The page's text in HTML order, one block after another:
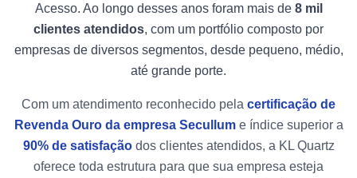
Acesso. Ao longo desses anos foram mais de 8 mil
clientes atendidos, com um portfólio composto por
empresas de diversos segmentos, desde pequeno, médio,
até grande porte.
Com um atendimento reconhecido pela certificação de
Revenda Ouro da empresa Secullume índice superior a
90% de satisfaçãodos clientes atendidos, a KL Quartz
oferece toda estrutura para que sua empresa esteja